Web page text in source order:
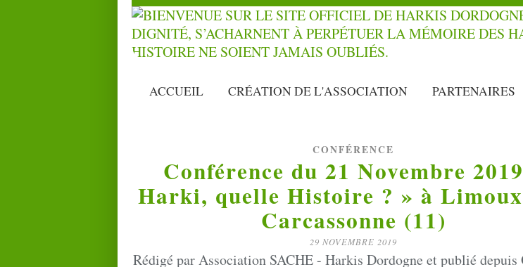
ACCUEIL CRÉATION DE L'ASSOCIATION PARTENAIRES
CONFÉRENCE
Conférence du 21 Novembre
Harki, quelle Histoire ? » à
Carcassonne (11)
29 NOVEMBRE 2019
Rédigé par Association SACHE - Harkis Dordogne et publié depuis